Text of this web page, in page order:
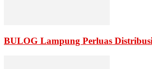
BULOG Lampung Perluas